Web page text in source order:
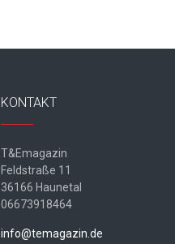
KONTAKT
T&Emagazin
Feldstraße 11
36166 Haunetal
06673918464
info@temagazin.de